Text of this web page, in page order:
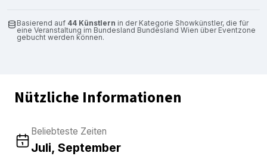
Basierend auf 44 Künstlern in der Kategorie Showkünstler, die für
eine Veranstaltung im Bundesland Bundesland Wien über Eventzone
gebucht werden können.
Nützliche Informationen
Beliebteste Zeiten
Juli, September